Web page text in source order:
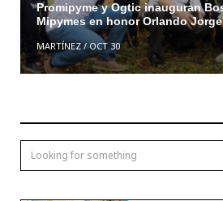
Promipyme y Ogtic inauguran
Mipymes en honor Orlando
MARTÍNEZ/OCT 30